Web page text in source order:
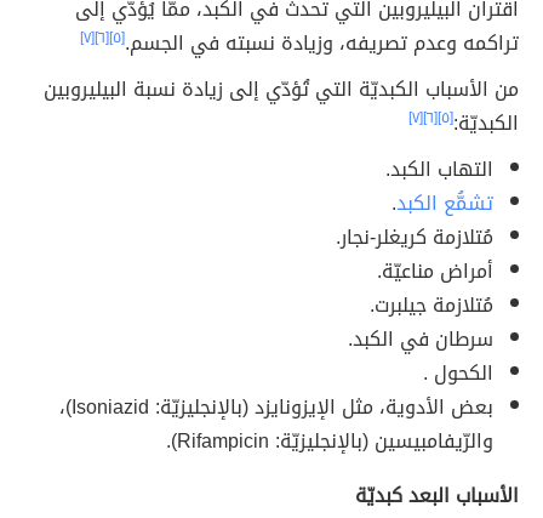
اقتران البيليروبين التي تحدث في الكبد، ممّا يُؤدّي إلى
تراكمه وعدم تصريفه، وزيادة نسبته في الجسم.[٥] [٦] [٧]
من الأسباب الكبديّة التي تُؤدّي إلى زيادة نسبة البيليروبين
الكبديّة:[٥] [٦] [٧]
التهاب الكبد.
تشمُّع الكبد.
مُتلازمة كريغلر-نجار.
أمراض مناعيّة.
مُتلازمة جيلبرت.
سرطان في الكبد.
الكحول .
بعض الأدوية، مثل الإيزونايزد (بالإنجليزيّة: Isoniazid)،
والرّيفامبيسين (بالإنجليزيّة: Rifampicin).
الأسباب البعد كبديّة